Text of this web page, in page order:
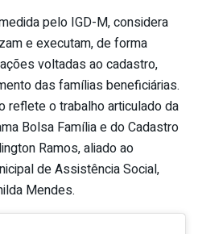
pelo IGD-M, considera
e executam, de forma
voltadas ao cadastro,
das famílias beneficiárias.
reflete o trabalho articulado da
Bolsa Família e do Cadastro
Ramos, aliado ao
de Assistência Social,
Mendes.